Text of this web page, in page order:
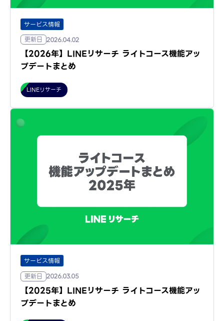
サービス情報
更新日
2026.04.02
【2026年】LINEリサーチ ライトコース機能アッ
プデートまとめ
LINEリサーチ
サービス情報
更新日
2026.03.05
【2025年】LINEリサーチ ライトコース機能アッ
プデートまとめ